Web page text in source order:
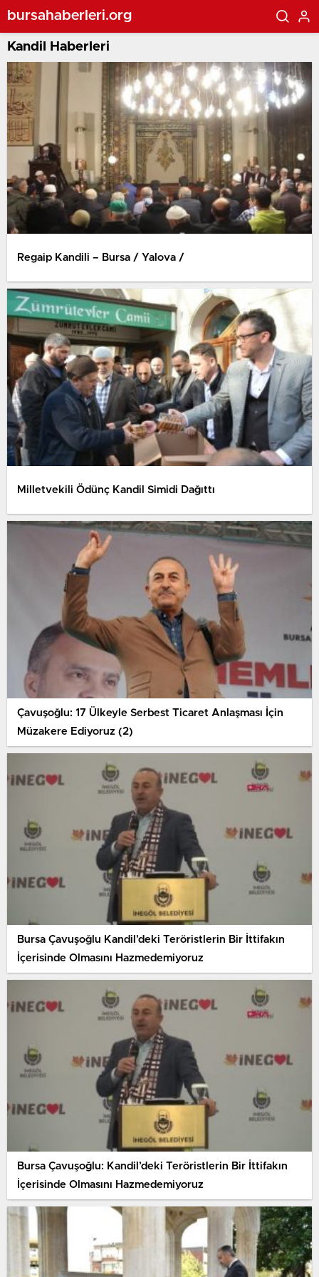
bursahaberleri.org
Kandil Haberleri
Regaip Kandili – Bursa / Yalova /
Milletvekili Ödünç Kandil Simidi Dağıttı
Çavuşoğlu: 17 Ülkeyle Serbest Ticaret Anlaşması İçin
Müzakere Ediyoruz (2)
Bursa Çavuşoğlu Kandil’deki Teröristlerin Bir İttifakın
İçerisinde Olmasını Hazmedemiyoruz
Bursa Çavuşoğlu: Kandil’deki Teröristlerin Bir İttifakın
İçerisinde Olmasını Hazmedemiyoruz